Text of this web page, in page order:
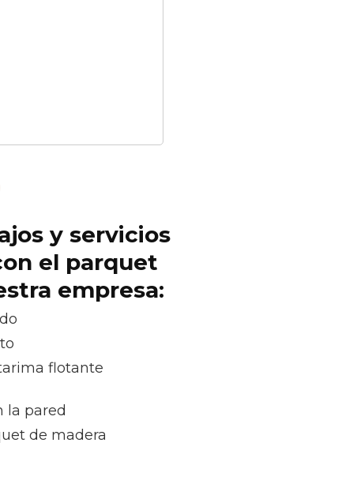
y servicios
el parquet
empresa:
flotante
la pared
de madera